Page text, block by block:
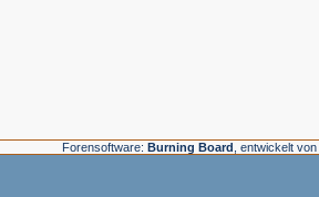
Forensoftware: Burning Board , entwickelt von